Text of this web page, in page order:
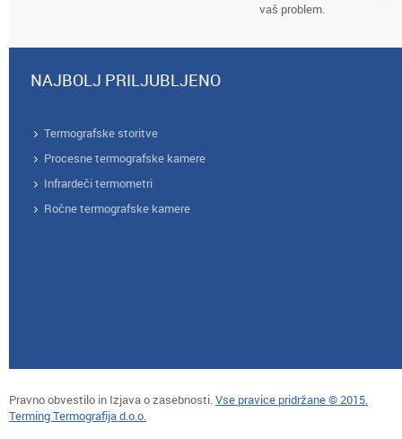
vaš problem.
NAJBOLJ PRILJUBLJENO
Termografske storitve
Procesne termografske kamere
Infrardeči termometri
Ročne termografske kamere
Pravno obvestilo in Izjava o zasebnosti.Vse pravice pridržane © 2015.
Terming Termografija d.o.o.